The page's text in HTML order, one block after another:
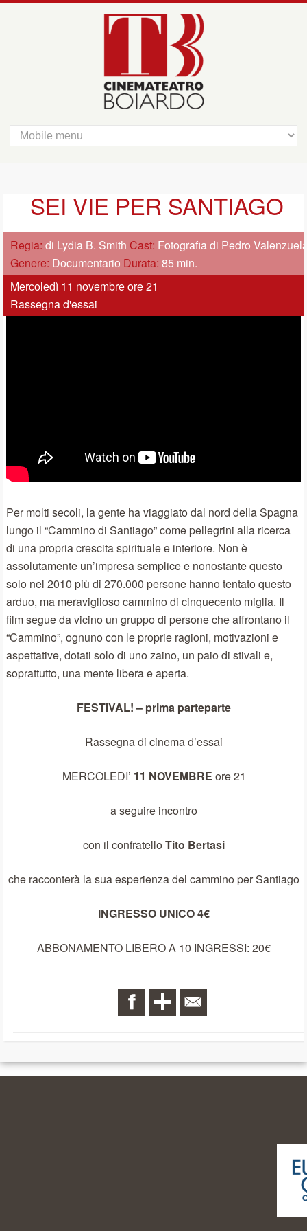
SEI VIE PER SANTIAGO
Regia:di Lydia B. Smith Cast: Fotografia di Pedro
Genere: Documentario Durata:85 min.
Mercoledì 11 novembre ore 21
Rassegna d'essai
Per molti secoli, la gente ha viaggiato dal nord della Spagna
lungo il “Cammino di Santiago” come pellegrini alla ricerca
di una propria crescita spirituale e interiore. Non è
assolutamente un’impresa semplice e nonostante questo
solo nel 2010 più di 270.000 persone hanno tentato questo
arduo, ma meraviglioso cammino di cinquecento miglia. Il
film segue da vicino un gruppo di persone che affrontano il
“Cammino”, ognuno con le proprie ragioni, motivazioni e
aspettative, dotati solo di uno zaino, un paio di stivali e,
soprattutto, una mente libera e aperta.
FESTIVAL! – prima parteparte
Rassegna di cinema d’essai
MERCOLEDI’ 11 NOVEMBRE ore 21
a seguire incontro
con il confratelloTito Bertasi
che racconterà la sua esperienza del cammino per Santiago
INGRESSO UNICO 4€
ABBONAMENTO LIBERO A 10 INGRESSI: 20€